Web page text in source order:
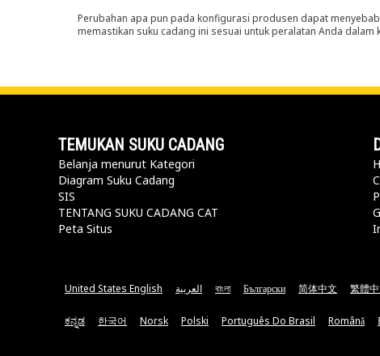
Perubahan apa pun pada konfigurasi produsen dapat
memastikan suku cadang ini sesuai untuk peralatan Anda
TEMUKAN SUKU CADANG
Belanja menurut Kategori
Diagram Suku Cadang
SIS
TENTANG SUKU CADANG CAT
Peta Situs
United States English العربية বাংলা Български 简体中文 繁體
ಕನ್ನಡ 한국어 Norsk Polski Português Do Brasil Română